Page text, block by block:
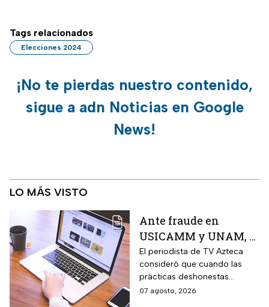
Tags relacionados
Elecciones 2024
¡No te pierdas nuestro contenido,
sigue a adn Noticias en Google
News!
LO MÁS VISTO
Ante fraude en
USICAMM y UNAM, el
reto es fortalecer una
cultura de la
honestidad: Otoniel
Martínez
El periodista de TV Azteca
consideró que cuando las
prácticas deshonestas
comienzas a repetirse en
07 agosto, 2026